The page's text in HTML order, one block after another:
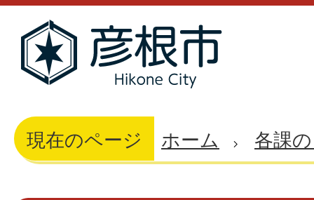
現在のページ ホーム 各課